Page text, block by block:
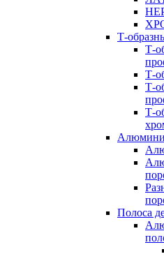
Т-
Т-
Т-
Т-
Т-
Полоса